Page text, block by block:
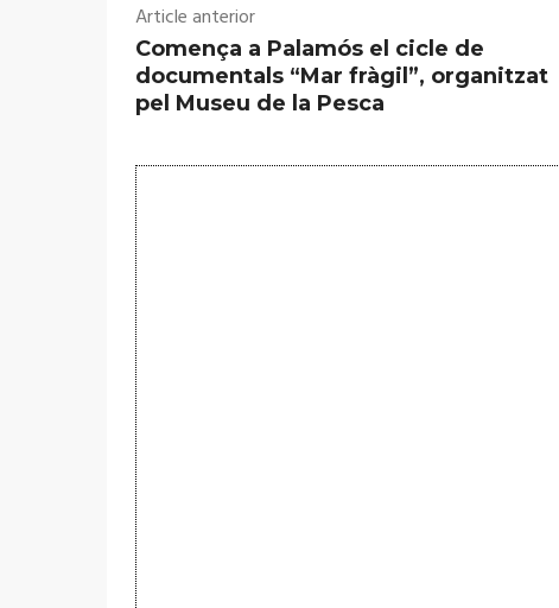
Article anterior
Comença a Palamós el cicle de
documentals “Mar fràgil”, organitzat
pel Museu de la Pesca